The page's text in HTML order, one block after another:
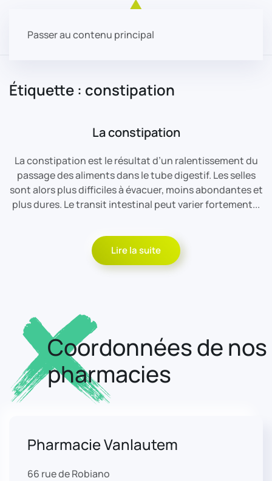
Passer au contenu principal
Étiquette : constipation
La constipation
La constipation est le résultat d’un ralentissement du
passage des aliments dans le tube digestif. Les selles
sont alors plus difficiles à évacuer, moins abondantes et
plus dures. Le transit intestinal peut varier fortement...
Lire la suite
Coordonnées de nos
pharmacies
Pharmacie Vanlautem
66 rue de Robiano